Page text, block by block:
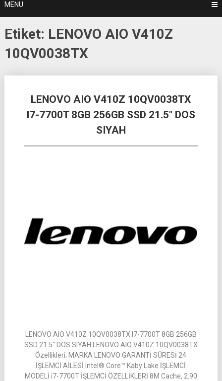
MENU
Etiket: LENOVO AIO V410Z
10QV0038TX
LENOVO AIO V410Z 10QV0038TX
I7-7700T 8GB 256GB SSD 21.5″ DOS
SIYAH
LENOVO AIO V410Z 10QV0038TX I7-7700T 8GB 256GB
SSD 21.5″ DOS SIYAH LENOVO AIO V410Z 10QV0038TX
Özellikleri; MARKA LENOVO GARANTİ SÜRESİ 24
İŞLEMCİ AİLESİ Intel® Core™ Kaby Lake İŞLEMCİ
MODELİ i7-7700T İŞLEMCİ ÖZELLİKLERİ 8M Cache, 2.90
navigation